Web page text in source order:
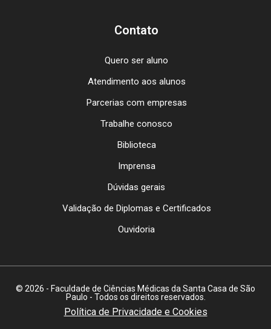
Contato
Quero ser aluno
Atendimento aos alunos
Parcerias com empresas
Trabalhe conosco
Biblioteca
Imprensa
Dúvidas gerais
Validação de Diplomas e Certificados
Ouvidoria
© 2026 - Faculdade de Ciências Médicas da Santa Casa de São
Paulo - Todos os direitos reservados.
Política de Privacidade e Cookies